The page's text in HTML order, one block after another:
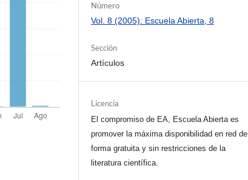
Número
Vol. 8 (2005): Escuela Abierta, 8
Sección
Artículos
Licencia
El compromiso de EA, Escuela Abierta es
promover la máxima disponibilidad en red de
forma gratuita y sin restricciones de la
literatura científica.